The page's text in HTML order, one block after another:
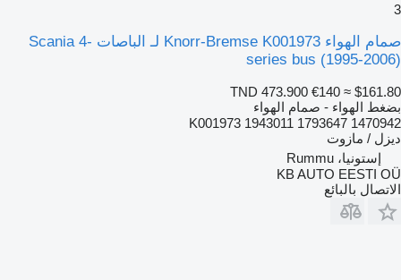
3
صمام الهواء Knorr-Bremse K001973 لـ الباصات Scania 4-
series bus (1995-2006)
TND 473.900 €140 ≈ $161.80
بضغط الهواء - صمام الهواء
K001973 1943011 1793647 1470942
ديزل / مازوت
إستونيا، Rummu
KB AUTO EESTI OÜ
الاتصال بالبائع